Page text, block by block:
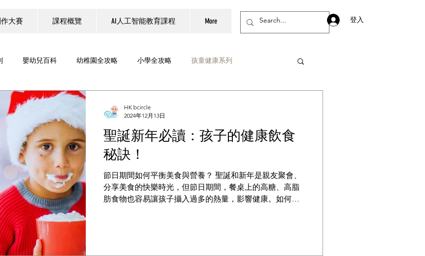
登入
大賽 課程概覽 AI人工智能教育課程 More
嬰幼兒百科 幼稚園全攻略 小學全攻略 孩童健康系列
教育科技 親子旅遊系列
家庭理財 工作坊 六色積木 Six Bricks 資訊素養
SERIOUS PLAY® 人工智能（AI）教育
聖誕新年必讀：孩子的健康飲食
秘訣！
節日期間如何平衡美食與營養？ 聖誕和新年是親友聚會、
分享美食的快樂時光，但節日期間，餐桌上的高糖、高脂
肪食物也容易讓孩子攝入過多的熱量，影響健康。如何在
HK bcircle
2024年12月13日